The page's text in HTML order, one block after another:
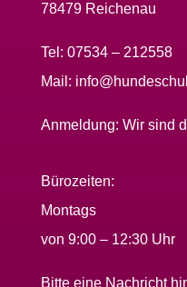
78479 Reichenau
Tel: 07534 – 212558
Mail:
Anmeldung: Wir sind
Bürozeiten:
Montags
von 9:00 – 12:30 Uhr
Bitte eine Nachricht